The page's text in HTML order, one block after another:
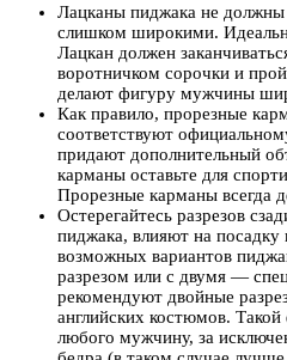
Лацканы пиджака не
слишком широкими.
Лацкан должен
воротничком сорочки и
делают фигуру мужчины
Как правило, прорезные
соответствуют
придают дополнительный
карманы оставьте для
Прорезные карманы всегда
Остерегайтесь разрезов
пиджака, влияют на
возможных вариантов
разрезом или с двумя —
рекомендуют двойные
английских костюмов.
любого мужчину, за